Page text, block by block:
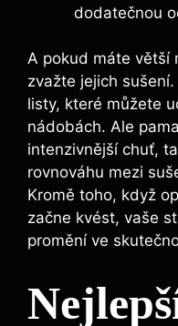
dodatečnou‌
A pokud máte větší
zvažte jejich
listy, které můžete
nádobách. Ale
intenzivnější chuť,
rovnováhu mezi
Kromě toho, když
začne kvést, vaše
promění ‌ve